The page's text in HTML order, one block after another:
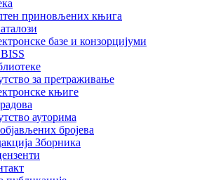
приновљених књига
базе и конзорцијуми
за претраживање
књиге
ауторима
бројева
Зборника